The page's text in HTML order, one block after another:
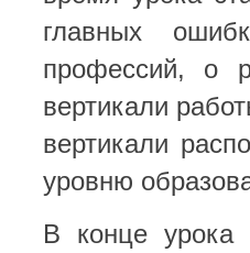
главных
профессий, о
вертикали
вертикали
уровню
В конце урока